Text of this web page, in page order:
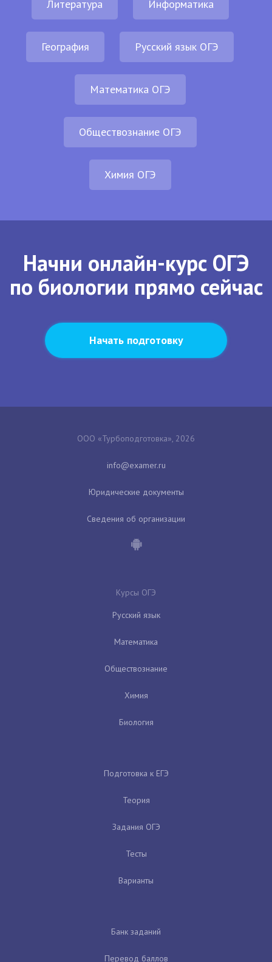
Литература Информатика
География Русский язык ОГЭ
Математика ОГЭ
Обществознание ОГЭ
Химия ОГЭ
Начни онлайн-курс ОГЭ
по биологии прямо сейчас
Начать подготовку
ООО «Турбоподготовка», 2026
Юридические документы
Сведения об организации
Курсы ОГЭ
Русский язык
Математика
Обществознание
Химия
Биология
Подготовка к ЕГЭ
Теория
Задания ОГЭ
Тесты
Варианты
Банк заданий
Перевод баллов